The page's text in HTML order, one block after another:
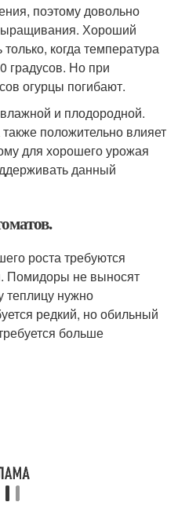
поэтому довольно
Хороший
когда температура
градусов. Но при
огурцы погибают.
и плодородной.
положительно влияет
для хорошего урожая
данный
роста требуются
Помидоры не выносят
теплицу нужно
редкий, но обильный
больше